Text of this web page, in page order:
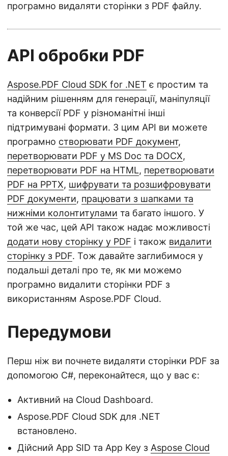
програмно видаляти сторінки з PDF файлу.
API обробки PDF
Aspose.PDF Cloud SDK for .NET є простим та
надійним рішенням для генерації, маніпуляції
та конверсії PDF у різноманітні інші
підтримувані формати. З цим API ви можете
програмно створювати PDF документ,
перетворювати PDF у MS Doc та DOCX,
перетворювати PDF на HTML, перетворювати
PDF на PPTX, шифрувати та розшифровувати
PDF документи, працювати з шапками та
нижніми колонтитулами та багато іншого. У
той же час, цей API також надає можливості
додати нову сторінку у PDF і також видалити
сторінку з PDF. Тож давайте заглибимося у
подальші деталі про те, як ми можемо
програмно видалити сторінки PDF з
використанням Aspose.PDF Cloud.
Передумови
Перш ніж ви почнете видаляти сторінки PDF за
допомогою C#, переконайтеся, що у вас є:
Активний на Cloud Dashboard.
Aspose.PDF Cloud SDK для .NET
встановлено.
Дійсний App SID та App Key з Aspose Cloud